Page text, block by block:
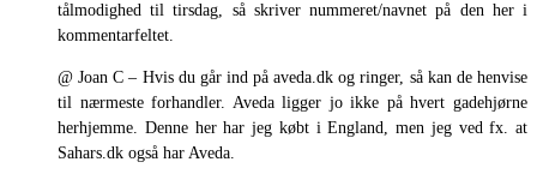
tålmodighed til tirsdag, så skriver nummeret/navnet på den her i
kommentarfeltet.
@ Joan C – Hvis du går ind på aveda.dk og ringer, så kan de henvise
til nærmeste forhandler. Aveda ligger jo ikke på hvert gadehjørne
herhjemme. Denne her har jeg købt i England, men jeg ved fx. at
Sahars.dk også har Aveda.